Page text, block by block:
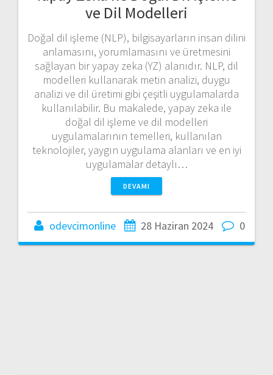
ve Dil Modelleri
Doğal dil işleme (NLP), bilgisayarların insan dilini
anlamasını, yorumlamasını ve üretmesini
sağlayan bir yapay zeka (YZ) alanıdır. NLP, dil
modelleri kullanarak metin analizi, duygu
analizi ve dil üretimi gibi çeşitli uygulamalarda
kullanılabilir. Bu makalede, yapay zeka ile
doğal dil işleme ve dil modelleri
uygulamalarının temelleri, kullanılan
teknolojiler, yaygın uygulama alanları ve en iyi
uygulamalar detaylı…
DEVAMI
odevcimonline 28 Haziran 2024 0